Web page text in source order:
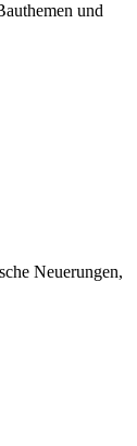
und
Neuerungen,